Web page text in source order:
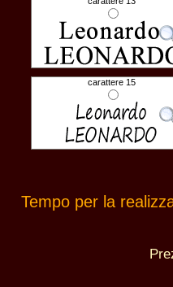
carattere 15
Tempo per la